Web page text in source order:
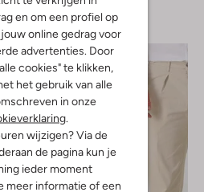
en om een profiel op
online gedrag voor
advertenties. Door
cookies" te klikken,
het gebruik van alle
in onze
wijzigen? Via de
de pagina kun je
ieder moment
meer informatie of een